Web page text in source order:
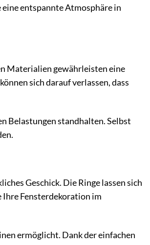
entspannte Atmosphäre in
Materialien gewährleisten eine
sich darauf verlassen, dass
Belastungen standhalten. Selbst
Geschick. Die Ringe lassen sich
Ihre Fensterdekoration im
ermöglicht. Dank der einfachen